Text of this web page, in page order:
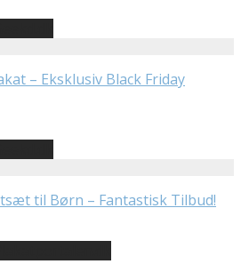
– Eksklusiv Black Friday
til Børn – Fantastisk Tilbud!